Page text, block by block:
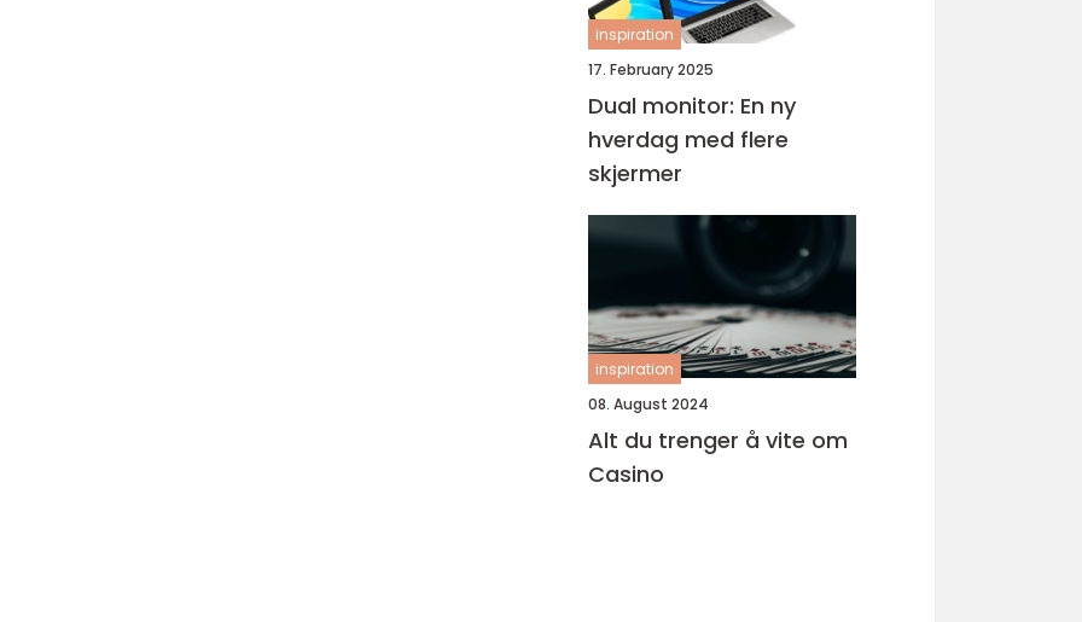
inspiration
17. February 2025
Dual monitor: En ny
hverdag med flere
skjermer
inspiration
08. August 2024
Alt du trenger å vite om
Casino